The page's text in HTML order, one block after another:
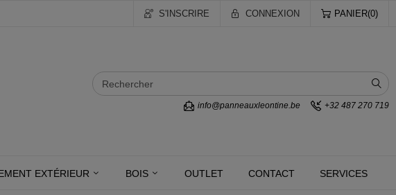
S'INSCRIRE CONNEXION PANIER 0
info@panneauxleontine.be +32 487 270 719
EXTÉRIEUR BOIS OUTLET CONTACT SERVICES